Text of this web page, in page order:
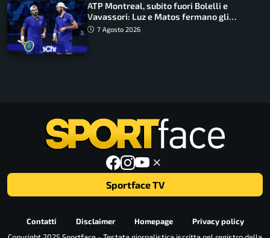
ATP Montreal, subito fuori Bolelli e
Vavassori: Luz e Matos fermano gli
azzurri
7 Agosto 2026
Sportface TV
Contatti Disclaimer Homepage
Privacy policy